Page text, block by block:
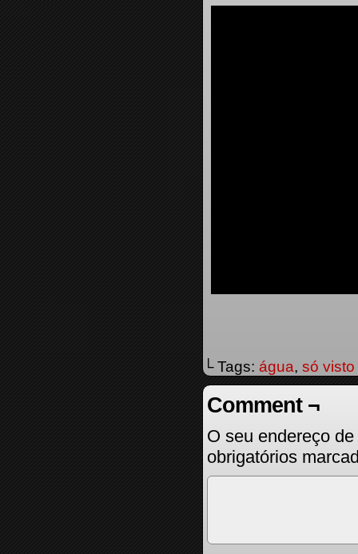
└ Tags: água, só visto
Comment ¬
O seu endereço
obrigatórios